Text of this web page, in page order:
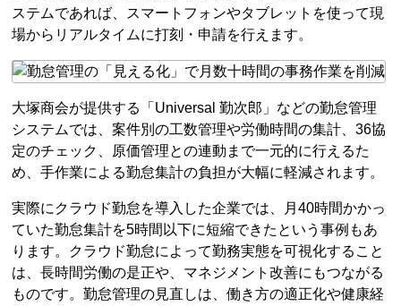
ステムであれば、スマートフォンやタブレットを使って現
場からリアルタイムに打刻・申請を行えます。
大塚商会が提供する「Universal 勤次郎」などの勤怠管理
システムでは、案件別の工数管理や労働時間の集計、36協
定のチェック、原価管理との連動まで一元的に行えるた
め、手作業による勤怠集計の負担が大幅に軽減されます。
実際にクラウド勤怠を導入した企業では、月40時間かかっ
ていた勤怠集計を5時間以下に短縮できたという事例もあ
ります。クラウド勤怠によって勤務実態を可視化すること
は、長時間労働の是正や、マネジメント改善にもつながる
ものです。勤怠管理の見直しは、働き方の適正化や健康経